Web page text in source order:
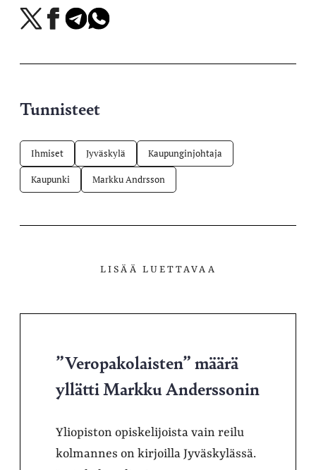
Jaa
X-
Jaa
Facebookissa
Jaa
Telegramissa
Jaa
WhatsAppissa
Tunnisteet
Ihmiset Jyväskylä Kaupunginjohtaja
Kaupunki Markku Andrsson
LISÄÄ LUETTAVAA
”Veropakolaisten” määrä
yllätti Markku Anderssonin
Yliopiston opiskelijoista vain reilu
kolmannes on kirjoilla Jyväskylässä.